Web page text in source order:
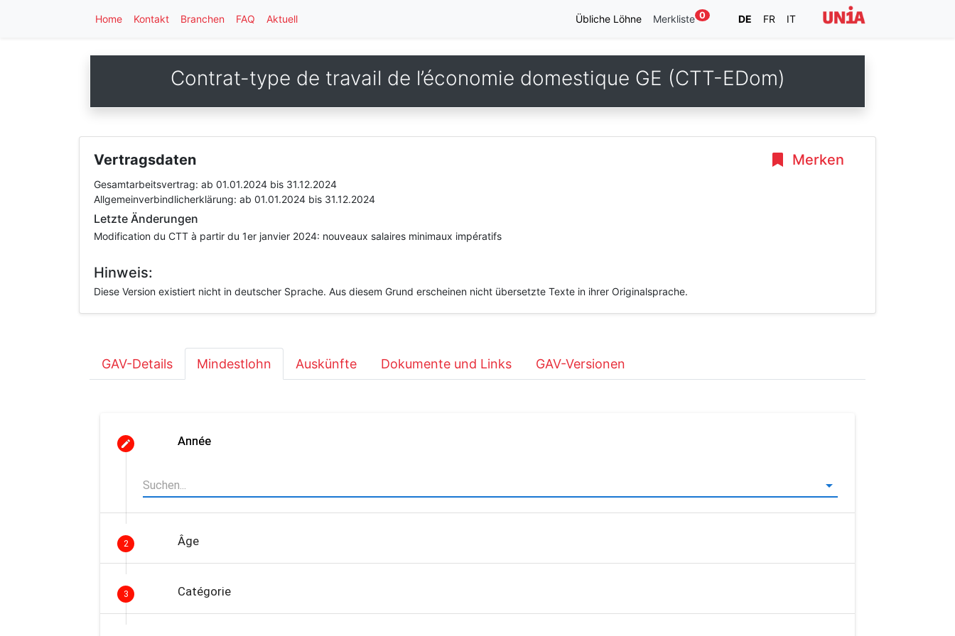
Home Kontakt Branchen FAQ Aktuell Übliche Löhne Merkliste 0 DE FR IT
Contrat-type de travail de l’économie domestique GE (CTT-EDom)
Merken
Vertragsdaten
Gesamtarbeitsvertrag: ab 01.01.2024 bis 31.12.2024
Allgemeinverbindlicherklärung: ab 01.01.2024 bis 31.12.2024
Letzte Änderungen
Modification du CTT à partir du 1er janvier 2024: nouveaux salaires minimaux impératifs
Hinweis:
Diese Version existiert nicht in deutscher Sprache. Aus diesem Grund erscheinen nicht übersetzte Texte in ihrer Originalsprache.
GAV-Details Mindestlohn Auskünfte Dokumente und Links GAV-Versionen
Année
2 Âge
3 Catégorie